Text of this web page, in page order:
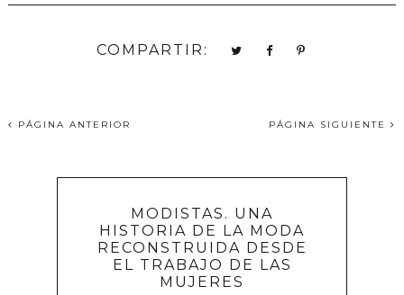
COMPARTIR:
PÁGINA ANTERIOR PÁGINA SIGUIENTE
MODISTAS. UNA
HISTORIA DE LA MODA
RECONSTRUIDA DESDE
EL TRABAJO DE LAS
MUJERES